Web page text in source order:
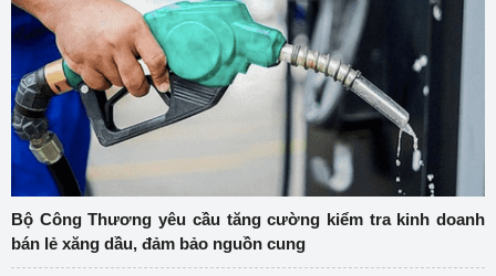
Bộ Công Thương yêu cầu tăng cường kiểm tra kinh doanh
bán lẻ xăng dầu, đảm bảo nguồn cung